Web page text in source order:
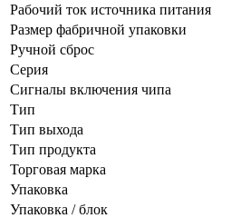
Рабочий ток источника питания
Размер фабричной упаковки
Ручной сброс
Серия
Сигналы включения чипа
Тип
Тип выхода
Тип продукта
Торговая марка
Упаковка
Упаковка / блок